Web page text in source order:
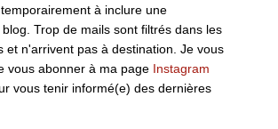
à inclure une
Trop de mails sont filtrés dans les
et n'arrivent pas à destination. Je vous
vous abonner à ma page Instagram
vous tenir informé(e) des dernières